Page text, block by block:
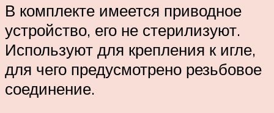
В комплекте имеется приводное
устройство, его не стерилизуют.
Используют для крепления к игле,
для чего предусмотрено резьбовое
соединение.